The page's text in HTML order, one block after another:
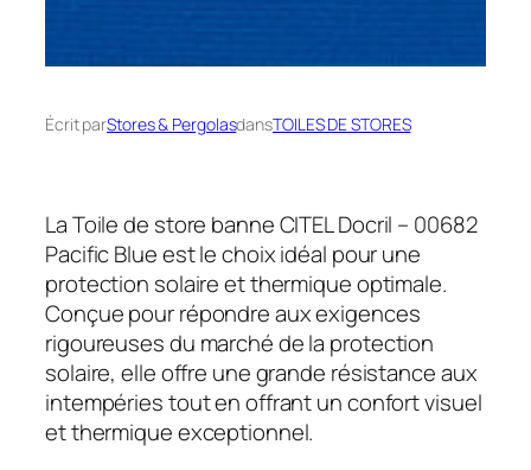
Écrit parStores & PergolasdansTOILES DE STORES
La Toile de store banne CITEL Docril – 00682
Pacific Blue est le choix idéal pour une
protection solaire et thermique optimale.
Conçue pour répondre aux exigences
rigoureuses du marché de la protection
solaire, elle offre une grande résistance aux
intempéries tout en offrant un confort visuel
et thermique exceptionnel.